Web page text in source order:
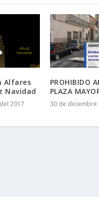
Alfares
Navidad
2017
PROHIBIDO
PLAZA
30 de diciembre